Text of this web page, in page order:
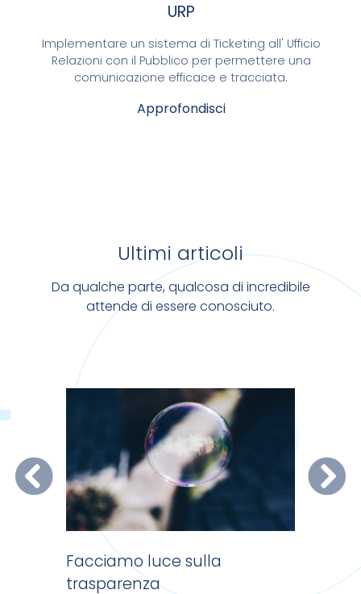
URP
Implementare un sistema di Ticketing all' Ufficio
Relazioni con il Pubblico per permettere una
comunicazione efficace e tracciata.
Approfondisci
Ultimi articoli
Da qualche parte, qualcosa di incredibile
attende di essere conosciuto.
Facciamo luce sulla
trasparenza
Pdf